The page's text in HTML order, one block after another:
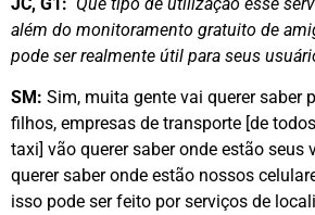
além do monitoramento gratuito de
pode ser realmente útil para seus
SM: Sim, muita gente vai querer saber
filhos, empresas de transporte [de
taxi] vão querer saber onde estão seus
querer saber onde estão nossos
isso pode ser feito por serviços de